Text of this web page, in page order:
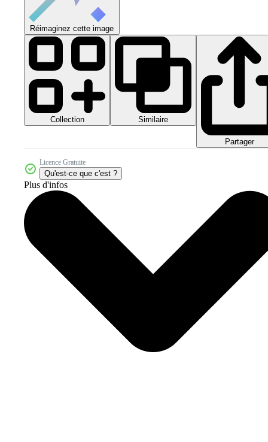
Réimaginez cette image
Collection Similaire
Partager
Licence Gratuite
Qu'est-ce que c'est ?
Plus d'infos